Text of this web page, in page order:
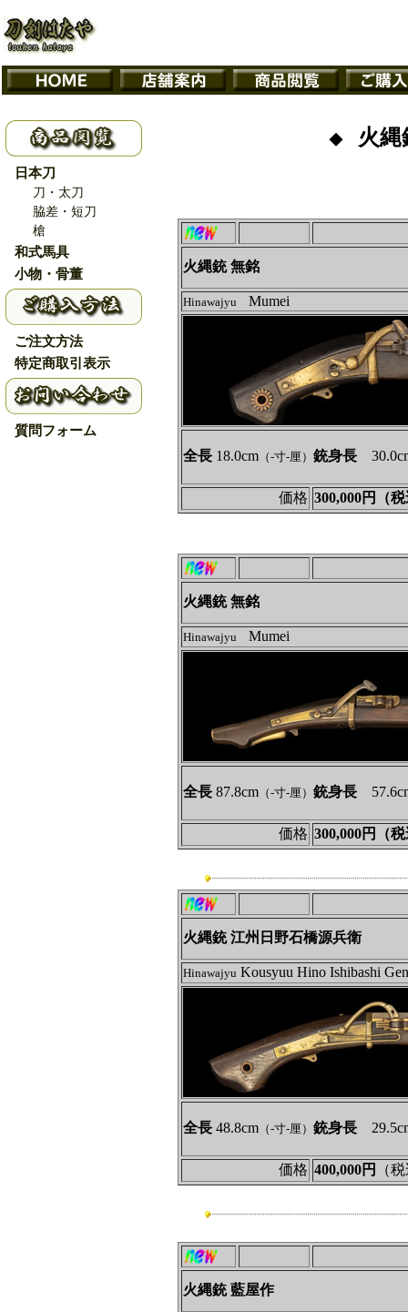
日本刀
刀・太刀
脇差・短刀
槍
和式馬具
小物・骨董
ご注文方法
特定商取引表示
質問フォーム
◆ 火縄
火縄銃 無銘
Hinawajyu Mumei
全長 18.0cm （-寸-厘） 銃身長
価格 300,000円（
火縄銃 無銘
Hinawajyu Mumei
全長 87.8cm （-寸-厘） 銃身長
価格 300,000円（
火縄銃 江州日野石橋源兵衛
Hinawajyu Kousyuu Hino Ishibashi
全長 48.8cm （-寸-厘） 銃身長
価格 400,000円 （
火縄銃 藍屋作